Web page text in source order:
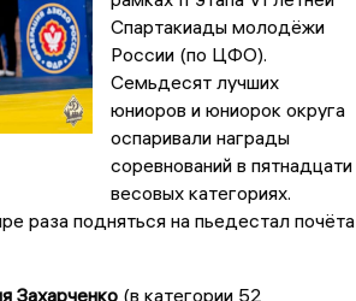
Спартакиады молодёжи
России (по ЦФО).
Семьдесят лучших
юниоров и юниорок округа
оспаривали награды
соревнований в пятнадцати
весовых категориях.
раза подняться на пьедестал почёта
Захарченко(в категории 52